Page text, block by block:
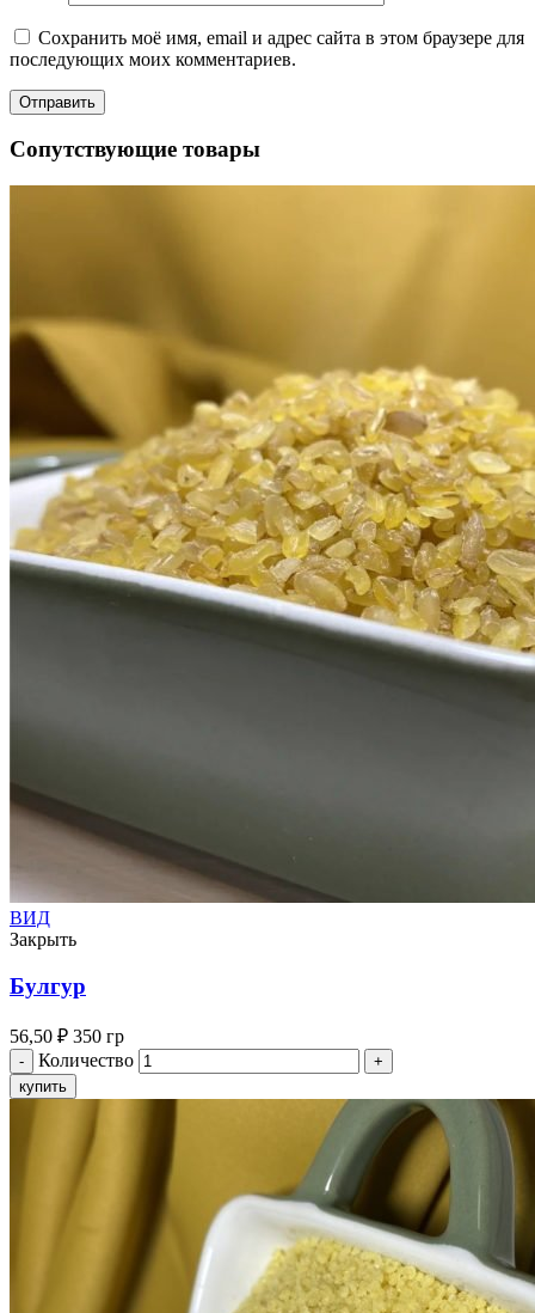
Сохранить моё имя, email и адрес сайта в этом браузере для
последующих моих комментариев.
Сопутствующие товары
ВИД
Закрыть
Булгур
56,50 ₽ 350 гр
Количество
купить